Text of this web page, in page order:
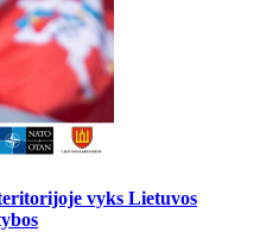
teritorijoje vyks Lietuvos